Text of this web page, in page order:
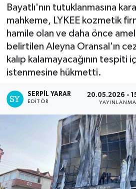
Bayatlı'nın tutuklanmasına
mahkeme, LYKEE kozmetik
hamile olan ve daha önce
belirtilen Aleyna Oransal'ın
kalıp kalamayacağının tespiti
istenmesine hükmetti.
SERPİL YARAR
EDITÖR
20.05.2026 -
YAYINLANMA